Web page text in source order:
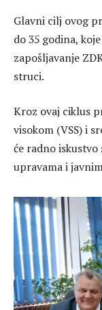
Glavni cilj ovog
do 35 godina,
zapošljavanje
struci.
Kroz ovaj ciklus
visokom (VSS) i
će radno
upravama i